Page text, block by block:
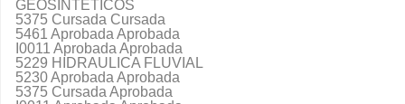
GEOSINTETICOS
5375 Cursada Cursada
5461 Aprobada Aprobada
I0011 Aprobada Aprobada
5229 HIDRAULICA FLUVIAL
5230 Aprobada Aprobada
5375 Cursada Aprobada